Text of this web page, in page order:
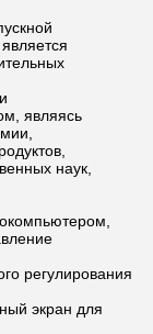
являясь
наук,
регулирования
экран для